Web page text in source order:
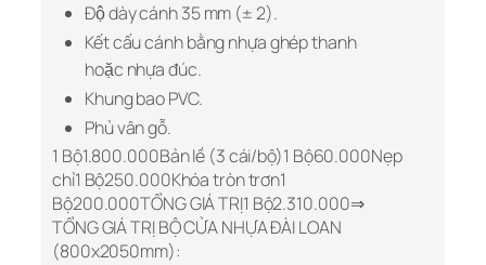
Độ dày cánh 35 mm (± 2).
Kết cấu cánh bằng nhựa ghép thanh
hoặc nhựa đúc.
Khung bao PVC.
Phủ vân gỗ.
1 Bộ1.800.000Bản lề (3 cái/bộ)1 Bộ60.000Nẹp
chỉ1 Bộ250.000Khóa tròn trơn1
Bộ200.000TỔNG GIÁ TRỊ1 Bộ2.310.000⇒
TỔNG GIÁ TRỊ BỘ CỬA NHỰA ĐÀI LOAN
(800x2050mm):